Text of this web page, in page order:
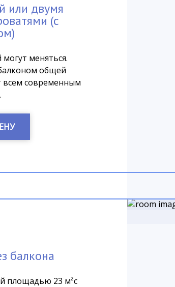
или двумя
(с
меняться.
общей
всем современным
балкона
площадью 23 м²с